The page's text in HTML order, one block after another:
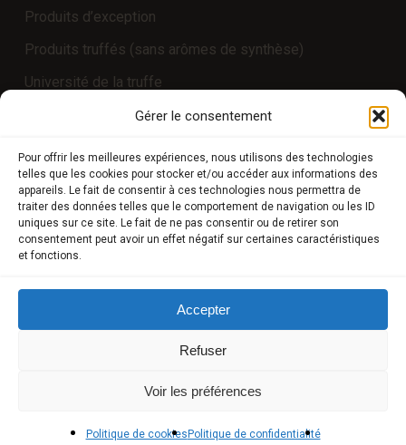
Gérer le consentement
Pour offrir les meilleures expériences, nous utilisons des technologies
telles que les cookies pour stocker et/ou accéder aux informations des
appareils. Le fait de consentir à ces technologies nous permettra de
traiter des données telles que le comportement de navigation ou les ID
uniques sur ce site. Le fait de ne pas consentir ou de retirer son
consentement peut avoir un effet négatif sur certaines caractéristiques
et fonctions.
Accepter
Refuser
Voir les préférences
Politique de cookies Politique de confidentialité
Produits d’exception
Produits truffés (sans arômes de synthèse)
Université de la truffe
COMPTE CLIENT
Boutique
Mon compte
Modes de paiement
Conditions générales de vente